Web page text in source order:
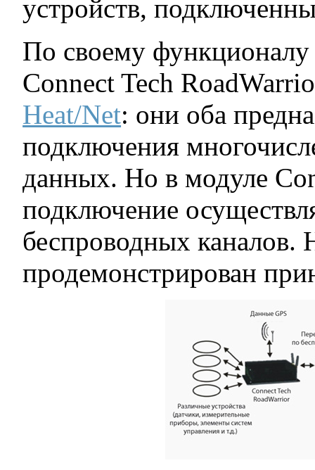
устройств,
По своему
Connect Tech
Heat/Net: они оба
подключения
данных. Но в модуле
подключение
беспроводных каналов.
продемонстрирован